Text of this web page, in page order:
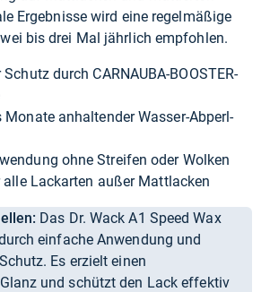
Ergebnisse wird eine regelmäßige
bis drei Mal jährlich empfohlen.
durch CARNAUBA-BOOSTER-
Monate anhaltender Wasser-Abperl-
ohne Streifen oder Wolken
alle Lackarten außer Mattlacken
Das Dr. Wack A1 Speed Wax
einfache Anwendung und
Es erzielt einen
und schützt den Lack effektiv